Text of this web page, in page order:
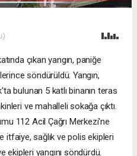
çıkan yangın, paniğe
söndürüldü. Yangın,
bulunan 5 katlı binanın teras
ve mahalleli sokağa çıktı.
112 Acil Çağrı Merkezi'ne
itfaiye, sağlık ve polis ekipleri
yangını söndürdü.